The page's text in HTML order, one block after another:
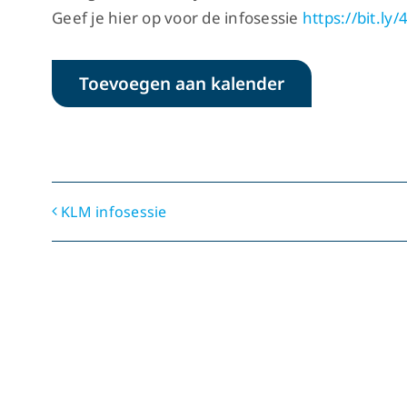
Geef je hier op voor de infosessie https://bit.ly/
Toevoegen aan kalender
KLM infosessie